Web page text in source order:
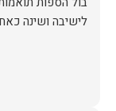
לישיבה ושינה